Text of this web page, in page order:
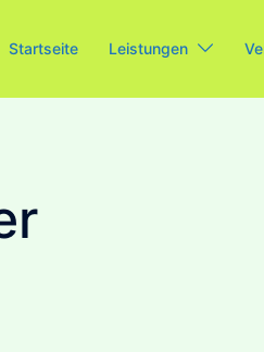
Startseite Leistungen